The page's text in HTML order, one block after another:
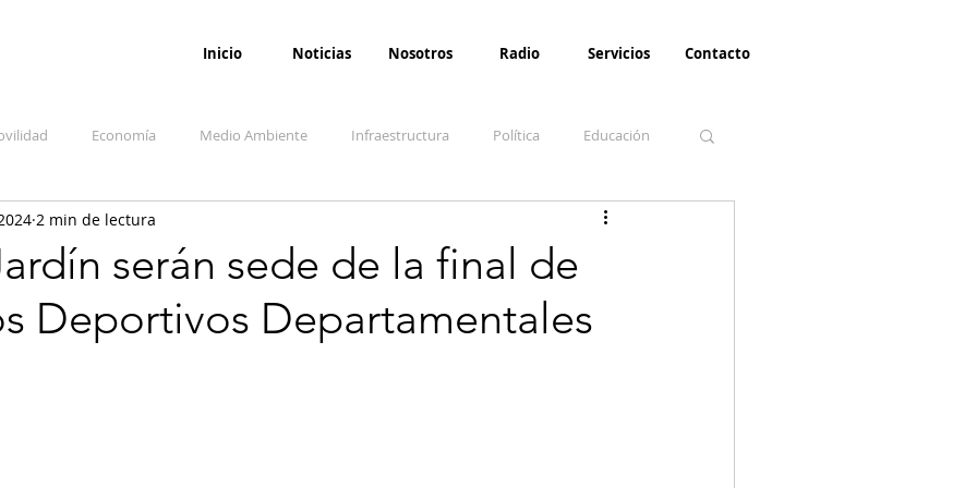
Inicio Noticias Nosotros Radio Servicios Contacto
Economía Medio Ambiente Infraestructura Política Educación
Salud Paz
y sociedad Denuncia Ciudadana Conflicto armado interno Turismo
serán sede de la final de
Deportivos Departamentales
2 min de lectura